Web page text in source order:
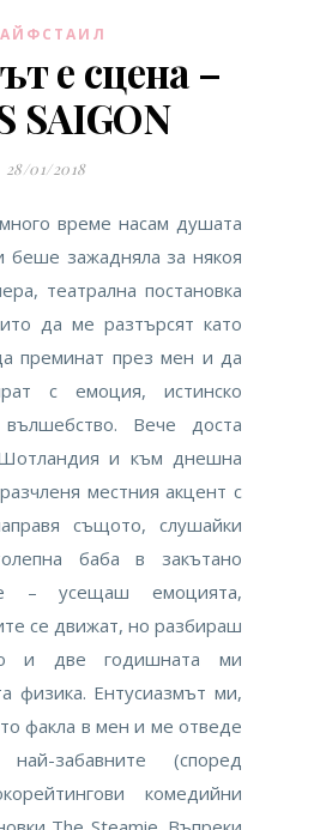
е сцена –
SAIGON
28/01/2018
време насам душата
беше зажадняла за някоя
театрална постановка
да ме разтърсят като
преминат през мен и да
с емоция, истинско
Вече доста
и към днешна
местния акцент с
същото, слушайки
баба в закътано
– усещаш емоцията,
се движат, но разбираш
и две годишната ми
физика. Ентусиазмът ми,
факла в мен и ме отведе
забавните (според
комедийни